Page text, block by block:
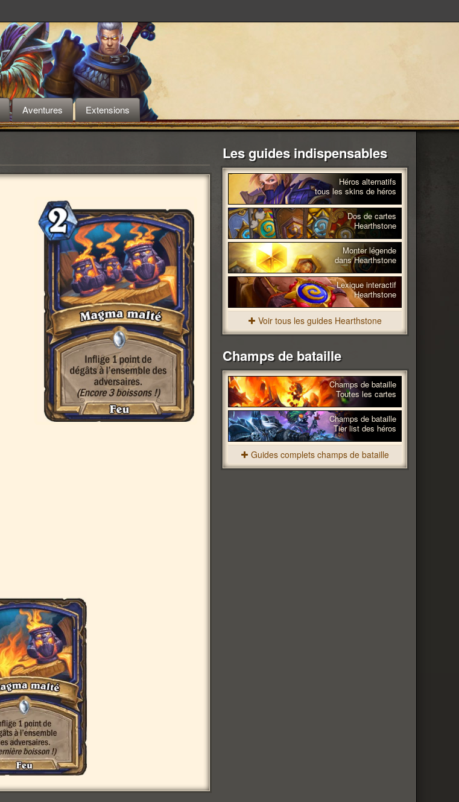
Aventures Extensions
Les guides indispensables
Héros alternatifs
tous les skins de héros
Dos de cartes
Hearthstone
Monter légende
dans Hearthstone
Lexique interactif
Hearthstone
Voir tous les guides Hearthstone
Champs de bataille
Champs de bataille
Toutes les cartes
Champs de bataille
Tier list des héros
Guides complets champs de bataille